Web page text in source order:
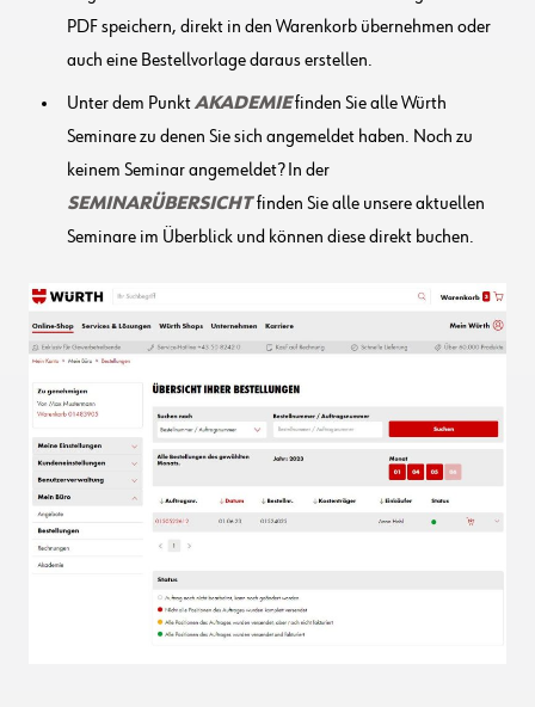
PDF speichern, direkt in den Warenkorb übernehmen oder
auch eine Bestellvorlage daraus erstellen.
Unter dem PunktAKADEMIEfinden Sie alle Würth
Seminare zu denen Sie sich angemeldet haben. Noch zu
keinem Seminar angemeldet? In der
SEMINARÜBERSICHTfinden Sie alle unsere aktuellen
Seminare im Überblick und können diese direkt buchen.